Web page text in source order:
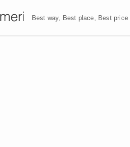
Best way, Best place, Best price